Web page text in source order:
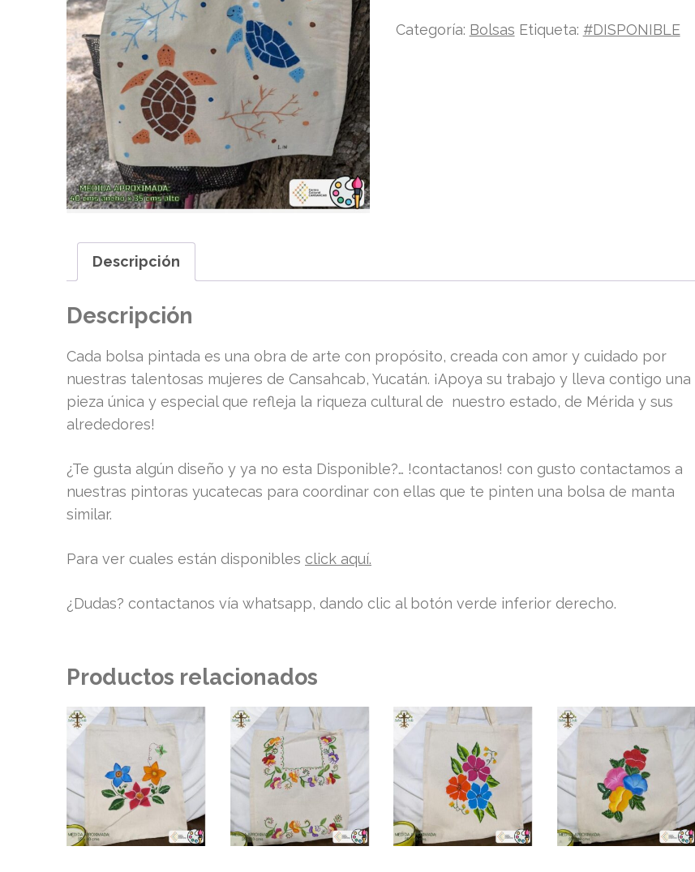
Categoría: Bolsas Etiqueta: #DISPONIBLE
Descripción
Descripción
Cada bolsa pintada es una obra de arte con propósito, creada con amor y cuidado por
nuestras talentosas mujeres de Cansahcab, Yucatán. ¡Apoya su trabajo y lleva contigo una
pieza única y especial que refleja la riqueza cultural de nuestro estado, de Mérida y sus
alrededores!
¿Te gusta algún diseño y ya no esta Disponible?… !contactanos! con gusto contactamos a
nuestras pintoras yucatecas para coordinar con ellas que te pinten una bolsa de manta
similar.
Para ver cuales están disponibles click aquí.
¿Dudas? contactanos vía whatsapp, dando clic al botón verde inferior derecho.
Productos relacionados